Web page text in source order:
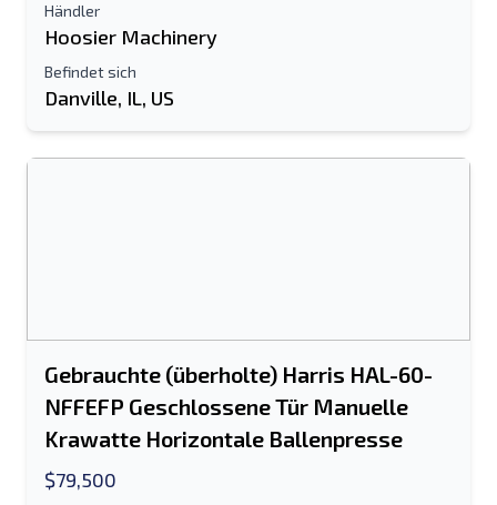
Händler
Hoosier Machinery
Befindet sich
Danville, IL, US
Gebrauchte (überholte) Harris HAL-60-
NFFEFP Geschlossene Tür Manuelle
Krawatte Horizontale Ballenpresse
$79,500
An einen Freund senden